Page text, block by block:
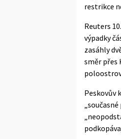
restrikce
Reuters
výpadky
zasáhly
směr přes
Peskovův